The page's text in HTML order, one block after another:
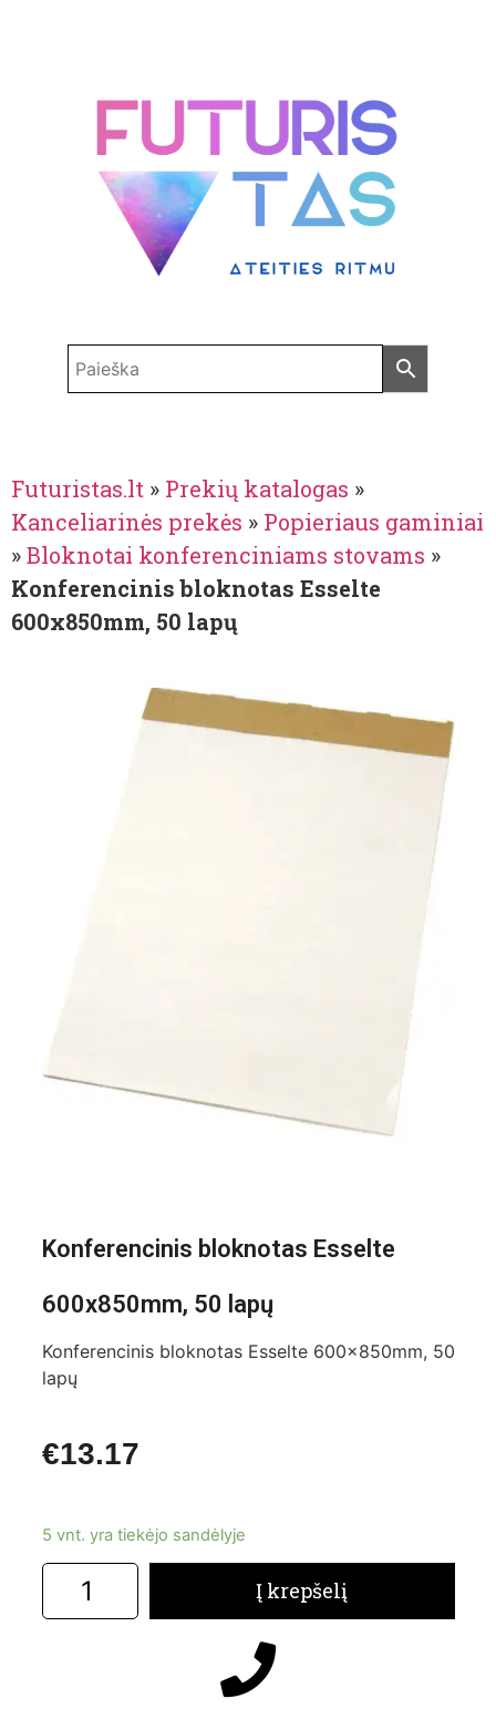
Futuristas.lt » Prekių katalogas »
Kanceliarinės prekės » Popieriaus gaminiai
»Bloknotai konferenciniams stovams »
Konferencinis bloknotas Esselte
600x850mm, 50 lapų
Konferencinis bloknotas Esselte
600x850mm, 50 lapų
Konferencinis bloknotas Esselte 600x850mm, 50
lapų
€13.17
5 vnt. yra tiekėjo sandėlyje
Į krepšelį